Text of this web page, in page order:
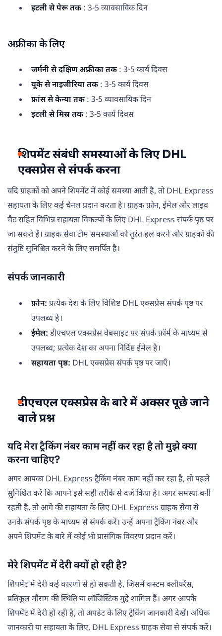
इटली से पेरू तक: 3-5 व्यावसायिक दिन
अफ्रीका के लिए
जर्मनी से दक्षिण अफ्रीका तक: 3-5 कार्य दिवस
यूके से नाइजीरिया तक: 3-5 कार्य दिवस
फ्रांस से केन्या तक: 3-5 व्यावसायिक दिन
इटली से मिस्र तक: 3-5 कार्य दिवस
शिपमेंट संबंधी समस्याओं के लिए DHL
एक्सप्रेस से संपर्क करना
यदि ग्राहकों को अपने शिपमेंट में कोई समस्या आती है, तो DHL Express
सहायता के लिए कई चैनल प्रदान करता है। ग्राहक फ़ोन, ईमेल और लाइव
चैट सहित विभिन्न सहायता विकल्पों के लिए DHL Express संपर्क पृष्ठ पर
जा सकते हैं। ग्राहक सेवा टीम समस्याओं को तुरंत हल करने और ग्राहकों की
संतुष्टि सुनिश्चित करने के लिए समर्पित है।
संपर्क जानकारी
फ़ोन: प्रत्येक देश के लिए विशिष्ट DHL एक्सप्रेस संपर्क पृष्ठ पर
उपलब्ध है।
ईमेल:डीएचएल एक्सप्रेस वेबसाइट पर संपर्क फ़ॉर्म के माध्यम से
उपलब्ध; प्रत्येक देश का अपना निर्दिष्ट ईमेल है।
सहायता पृष्ठ: DHL एक्सप्रेस संपर्क पृष्ठ पर जाएँ।
डीएचएल एक्सप्रेस के बारे में अक्सर पूछे जाने
वाले प्रश्न
यदि मेरा ट्रैकिंग नंबर काम नहीं कर रहा है तो मुझे क्या
करना चाहिए?
अगर आपका DHL Express ट्रैकिंग नंबर काम नहीं कर रहा है, तो पहले
सुनिश्चित करें कि आपने इसे सही तरीके से दर्ज किया है। अगर समस्या बनी
रहती है, तो आगे की सहायता के लिए DHL Express ग्राहक सेवा से
उनके संपर्क पृष्ठ के माध्यम से संपर्क करें। उन्हें अपना ट्रैकिंग नंबर और
अपने शिपमेंट के बारे में कोई भी प्रासंगिक विवरण प्रदान करें।
मेरे शिपमेंट में देरी क्यों हो रही है?
शिपमेंट में देरी कई कारणों से हो सकती है, जिसमें कस्टम क्लीयरेंस,
प्रतिकूल मौसम की स्थिति या लॉजिस्टिक मुद्दे शामिल हैं। अगर आपके
शिपमेंट में देरी हो रही है, तो अपडेट के लिए ट्रैकिंग जानकारी देखें। अधिक
जानकारी या सहायता के लिए, DHL Express ग्राहक सेवा से संपर्क करें।